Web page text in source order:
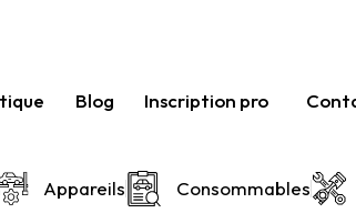
Blog Inscription pro
Appareils Consommables